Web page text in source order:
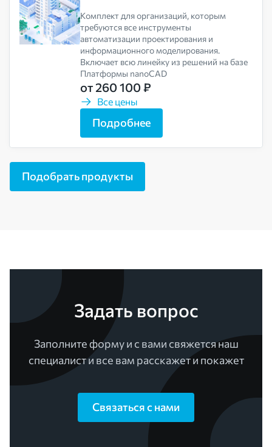
Комплект для организаций, которым
требуются все инструменты
автоматизации проектирования и
информационного моделирования.
Включает всю линейку из решений на базе
Платформы nanoCAD
от 260 100 ₽
Все цены
Подробнее
Подобрать продукты
Задать вопрос
Заполните форму и с вами свяжется наш
специалист и все вам расскажет и покажет
Связаться с нами